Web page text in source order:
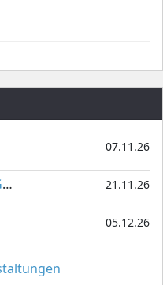
07.11.26
21.11.26
05.12.26